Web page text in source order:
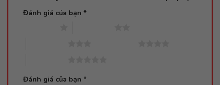
Đánh giá của bạn *
Đánh giá của bạn *